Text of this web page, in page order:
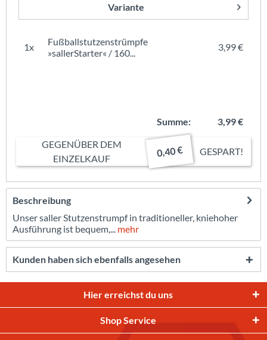
Variante
1x
Fußballstutzenstrümpfe
»sallerStarter« / 160...
3,99 €
Summe:
3,99 €
GEGENÜBER DEM
EINZELKAUF
0,40 € GESPART!
Beschreibung
Unser saller Stutzenstrumpf in traditioneller, kniehoher
Ausführung ist bequem,... mehr
Kunden haben sich ebenfalls angesehen
Hier erreichst du uns
Shop Service